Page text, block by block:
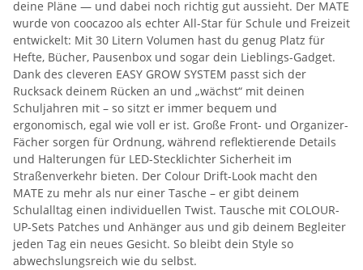
deine Pläne — und dabei noch richtig gut aussieht. Der MATE
wurde von coocazoo als echter All-Star für Schule und Freizeit
entwickelt: Mit 30 Litern Volumen hast du genug Platz für
Hefte, Bücher, Pausenbox und sogar dein Lieblings-Gadget.
Dank des cleveren EASY GROW SYSTEM passt sich der
Rucksack deinem Rücken an und „wächst“ mit deinen
Schuljahren mit – so sitzt er immer bequem und
ergonomisch, egal wie voll er ist. Große Front- und Organizer-
Fächer sorgen für Ordnung, während reflektierende Details
und Halterungen für LED-Stecklichter Sicherheit im
Straßenverkehr bieten. Der Colour Drift-Look macht den
MATE zu mehr als nur einer Tasche – er gibt deinem
Schulalltag einen individuellen Twist. Tausche mit COLOUR-
UP-Sets Patches und Anhänger aus und gib deinem Begleiter
jeden Tag ein neues Gesicht. So bleibt dein Style so
abwechslungsreich wie du selbst.